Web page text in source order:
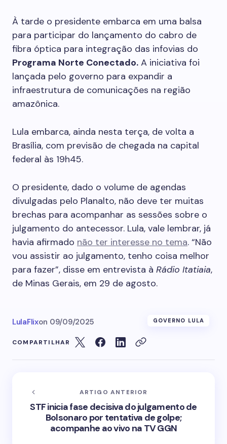
À tarde o presidente embarca em uma balsa
para participar do lançamento do cabro de
fibra óptica para integração das infovias do
Programa Norte Conectado. A iniciativa foi
lançada pelo governo para expandir a
infraestrutura de comunicações na região
amazônica.
Lula embarca, ainda nesta terça, de volta a
Brasília, com previsão de chegada na capital
federal às 19h45.
O presidente, dado o volume de agendas
divulgadas pelo Planalto, não deve ter muitas
brechas para acompanhar as sessões sobre o
julgamento do antecessor. Lula, vale lembrar, já
havia afirmado não ter interesse no tema. “Não
vou assistir ao julgamento, tenho coisa melhor
para fazer”, disse em entrevista à Rádio Itatiaia,
de Minas Gerais, em 29 de agosto.
LulaFlixon 09/09/2025 GOVERNO LULA
COMPARTILHAR
ARTIGO ANTERIOR
STF inicia fase decisiva do julgamento de
Bolsonaro por tentativa de golpe;
acompanhe ao vivo na TV GGN